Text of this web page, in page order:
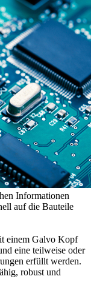
Informationen
auf die Bauteile
einem Galvo Kopf
eine teilweise oder
erfüllt werden.
robust und